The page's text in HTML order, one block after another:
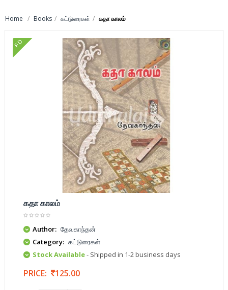
Home Books கட்டுரைகள் கதா காலம்
FD
கதா காலம்
Author: தேவகாந்தன்
Category: கட்டுரைகள்
Stock Available- Shipped in 1-2 business days
PRICE: 125.00